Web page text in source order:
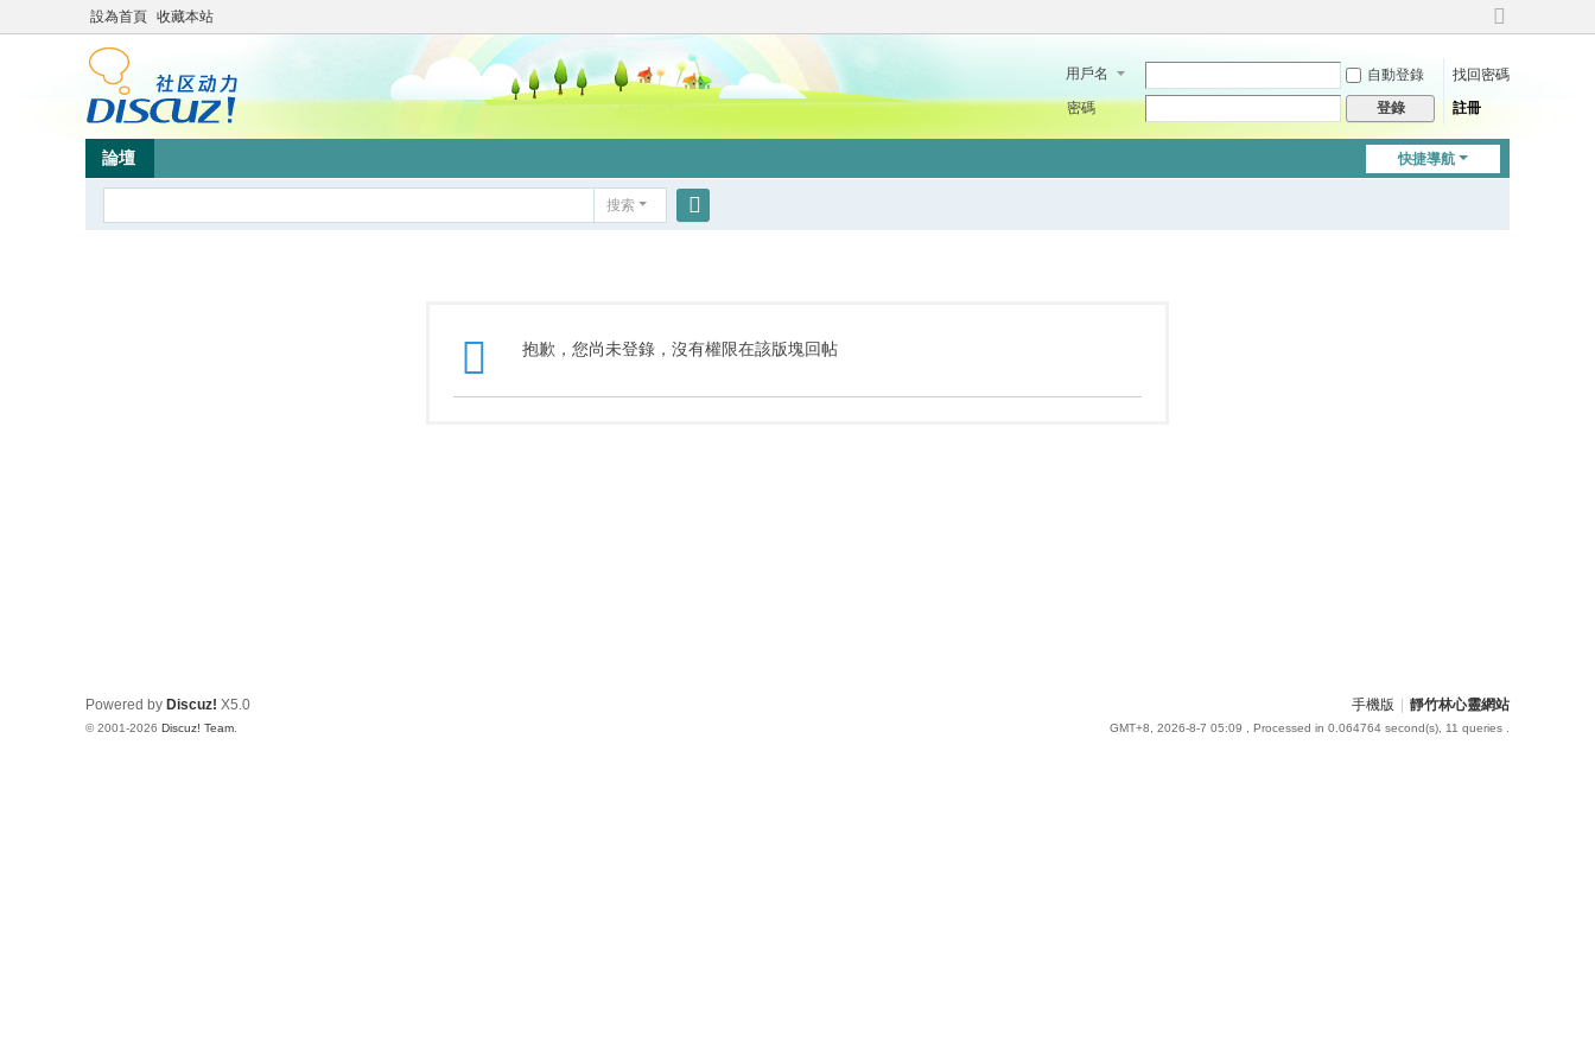
設為首頁 收藏本站
切
到
用戶名 自動登錄
找回密碼
密碼
登錄 註冊
快捷導航
論壇
搜索
抱歉，您尚未登錄，沒有權限在該版塊回帖
手機版 靜竹林心靈網站
GMT+8, 2026-8-7 05:09 , Processed in 0.064764 second(s), 11 queries .
Powered by Discuz! X5.0
© 2001-2026 Discuz! Team